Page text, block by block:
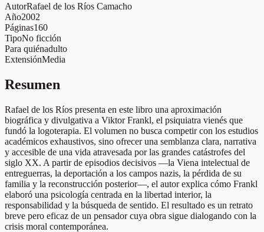
AutorRafael de los Ríos Camacho
Año2002
Páginas160
TipoNo ficción
Para quiénadulto
ExtensiónMedia
Resumen
Rafael de los Ríos presenta en este libro una aproximación
biográfica y divulgativa a Viktor Frankl, el psiquiatra vienés que
fundó la logoterapia. El volumen no busca competir con los estudios
académicos exhaustivos, sino ofrecer una semblanza clara, narrativa
y accesible de una vida atravesada por las grandes catástrofes del
siglo XX. A partir de episodios decisivos —la Viena intelectual de
entreguerras, la deportación a los campos nazis, la pérdida de su
familia y la reconstrucción posterior—, el autor explica cómo Frankl
elaboró una psicología centrada en la libertad interior, la
responsabilidad y la búsqueda de sentido. El resultado es un retrato
breve pero eficaz de un pensador cuya obra sigue dialogando con la
crisis moral contemporánea.